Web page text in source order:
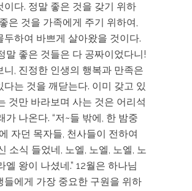
이다. 정말 좋은 것을 갖기 위하
은 것을 가족에게 주기 위하여,
두하여 바쁘게 살아왔을 것이다.
말 좋은 것들은 다 공짜이었다니!
니, 진정한 인생의 행복과 만족은
다는 것을 깨닫는다. 이미 갖고 있
것만 바라보며 사는 것은 어리석
가 나온다. “저~들 밖에, 한 밤중
자던 목자들, 천사들이 전하여
소식 들었네, 노엘, 노엘, 노엘, 노
엘 왕이 나셨네.” 12월은 하나님
들에게 가장 중요한 구원을 위하